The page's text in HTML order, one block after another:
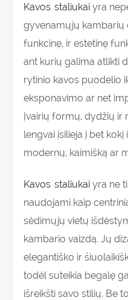
Kavos staliukai yra
gyvenamųjų kambarių
funkcinę, ir estetinę
ant kurių galima atlikti
rytinio kavos puodelio
eksponavimo ar net
Įvairių formų, dydžių ir
lengvai įsilieja į bet kokį
modernų, kaimišką ar
Kavos staliukai yra ne
naudojami kaip
sėdimųjų vietų
kambario vaizdą. Jų
elegantiško ir
todėl suteikia begalę
išreikšti savo stilių. Be